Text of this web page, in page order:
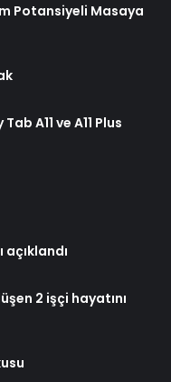
Potansiyeli Masaya
A11 ve A11 Plus
2 işçi hayatını